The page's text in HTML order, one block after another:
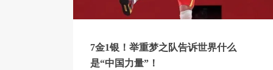
7金1银！举重梦之队告诉世界什么
是“中国力量”！